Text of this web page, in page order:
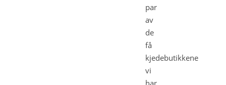
par
av
de
få
kjedebutikkene
vi